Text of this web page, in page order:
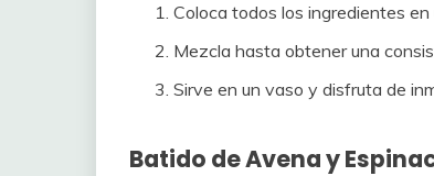
Coloca todos los ingredientes en
Mezcla hasta obtener una
Sirve en un vaso y disfruta de
Batido de Avena y